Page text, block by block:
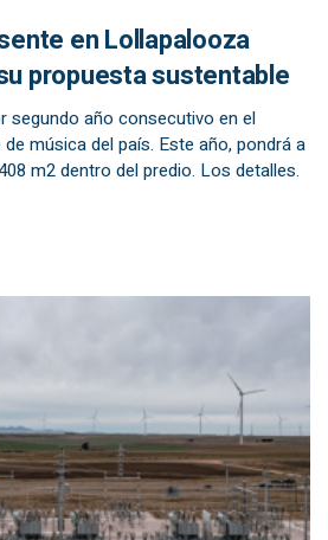
en Lollapalooza
propuesta sustentable
segundo año consecutivo en el
música del país. Este año, pondrá a
m2 dentro del predio. Los detalles.